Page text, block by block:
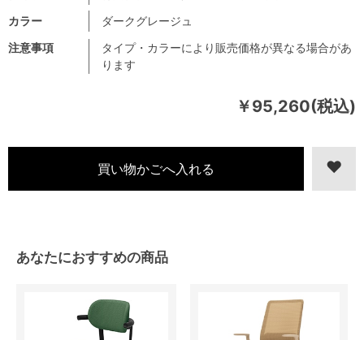
￥95,260(税込)
注意事項
タイプ・カラーにより販売価格が異なる場合があ
ります
カラー
ダークグレージュ
あなたにおすすめの商品